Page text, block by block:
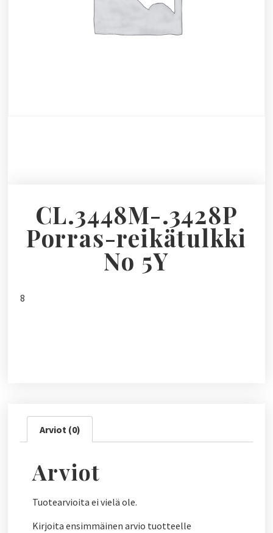
CL.3448M-.3428P
Porras-reikätulkki
No 5Y
8
Arviot (0)
Arviot
Tuotearvioita ei vielä ole.
Kirjoita ensimmäinen arvio tuotteelle